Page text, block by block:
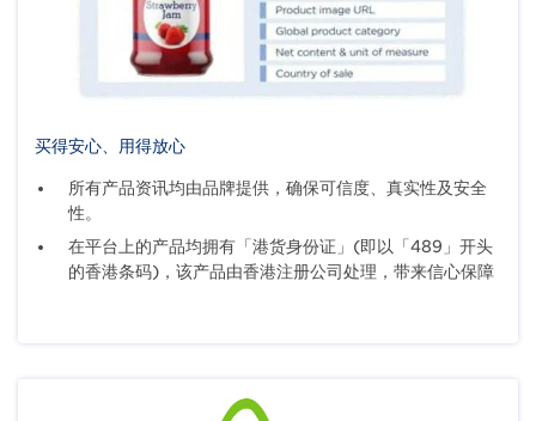
买得安心、用得放心
所有产品资讯均由品牌提供，确保可信度、真实性及安全
性。
在平台上的产品均拥有「港货身份证」(即以「489」开头
的香港条码)，该产品由香港注册公司处理，带来信心保障